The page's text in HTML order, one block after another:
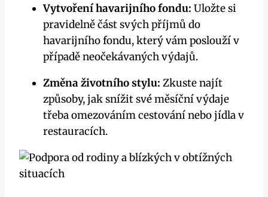
Vytvoření havarijního fondu: Uložte si
pravidelně část svých příjmů do
havarijního fondu, který vám poslouží v
případě neočekávaných výdajů.
Změna životního stylu: Zkuste najít
způsoby, jak snížit své měsíční výdaje
třeba omezováním cestování nebo jídla v
restauracích.